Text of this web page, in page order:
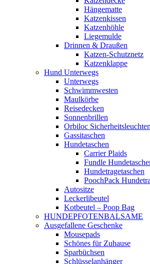
Hängematte
Katzenkissen
Katzenhöhle
Liegemulde
Drinnen & Draußen
Katzen-Schutznetz
Katzenklappe
Hund Unterwegs
Unterwegs
Schwimmwesten
Maulkörbe
Reisedecken
Sonnenbrillen
Orbiloc Sicherheitsleuchten
Gassitaschen
Hundetaschen
Carrier Plaids
Fundle
Hundetragetaschen
PoochPack
Autositze
Leckerlibeutel
Kotbeutel – Poop Bag
HUNDEPFOTENBALSAME
Ausgefallene Geschenke
Mousepads
Schönes für Zuhause
Sparbüchsen
Schlüsselanhänger